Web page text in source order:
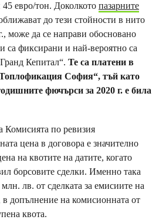
евро/тон. Доколкото пазарните
до тези стойности в нито
може да се направи обосновано
са фиксирани и най-вероятно са
Кепитал“. Те са платени в
София“, тъй като
фючърси за 2020 г. е била
Комисията по ревизия
цена в договора е значително
на квотите на датите, когато
борсовите сделки. Именно така
лв. от сделката за емисиите на
допълнение на комисионната от
квота.